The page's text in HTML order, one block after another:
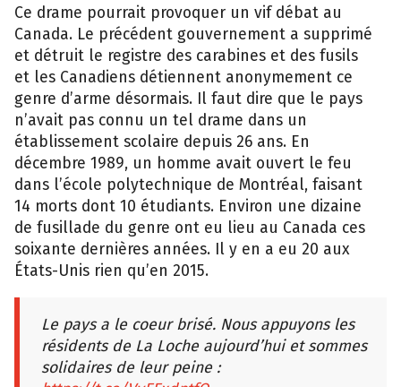
Ce drame pourrait provoquer un vif débat au
Canada. Le précédent gouvernement a supprimé
et détruit le registre des carabines et des fusils
et les Canadiens détiennent anonymement ce
genre d’arme désormais. Il faut dire que le pays
n’avait pas connu un tel drame dans un
établissement scolaire depuis 26 ans. En
décembre 1989, un homme avait ouvert le feu
dans l’école polytechnique de Montréal, faisant
14 morts dont 10 étudiants. Environ une dizaine
de fusillade du genre ont eu lieu au Canada ces
soixante dernières années. Il y en a eu 20 aux
États-Unis rien qu’en 2015.
Le pays a le coeur brisé. Nous appuyons les
résidents de La Loche aujourd’hui et sommes
solidaires de leur peine :